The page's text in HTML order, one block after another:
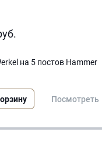
на 5 постов Hammer
Посмотреть